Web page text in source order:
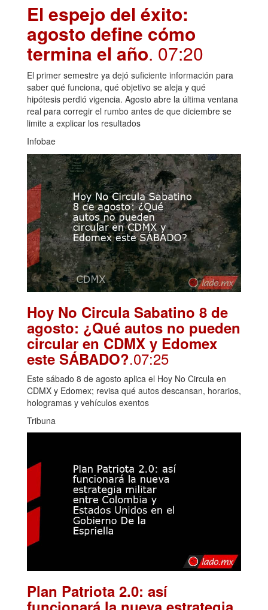
El espejo del éxito:
agosto define cómo
termina el año. 07:20
El primer semestre ya dejó suficiente información para
saber qué funciona, qué objetivo se aleja y qué
hipótesis perdió vigencia. Agosto abre la última ventana
real para corregir el rumbo antes de que diciembre se
limite a explicar los resultados
Infobae
Hoy No Circula Sabatino 8 de
agosto: ¿Qué autos no pueden
circular en CDMX y Edomex
este SÁBADO?.07:25
Este sábado 8 de agosto aplica el Hoy No Circula en
CDMX y Edomex; revisa qué autos descansan, horarios,
hologramas y vehículos exentos
Tribuna
Plan Patriota 2.0: así